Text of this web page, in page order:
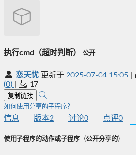
执行cmd（超时判断） 公开
恋天忧 更新于 2025-07-04 15:05
(0)
17
复制链接
如何使用分享的子程序？
信息 版本2 讨论0 点评0
使用子程序的动作或子程序（公开分享的）